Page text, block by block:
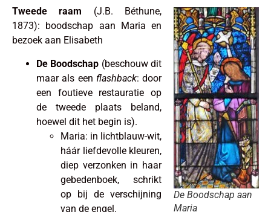
De Boodschap aan
Maria
Tweede raam (J.B. Béthune,
1873): boodschap aan Maria en
bezoek aan Elisabeth
De Boodschap (beschouw dit
maar als een flashback: door
een foutieve restauratie op
de tweede plaats beland,
hoewel dit het begin is).
Maria: in lichtblauw-wit,
háár liefdevolle kleuren,
diep verzonken in haar
gebedenboek, schrikt
op bij de verschijning
van de engel.